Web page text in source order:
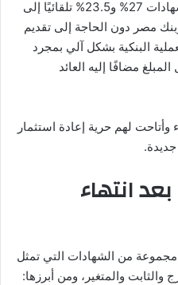
مع بداية يناير 2026، بدأ رد قيمة شهادات 27% و23.5% تلقائيًا إلى
مصر دون الحاجة إلى تقديم
البنكية بشكل آلي بمجرد
مضافًا إليه العائد
وأتاحت لهم حرية إعادة استثمار
انتهاء
مجموعة من الشهادات التي تمثل
والثابت والمتغير، ومن أبرزها: